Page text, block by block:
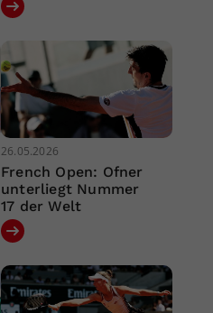
26.05.2026
French Open: Ofner
unterliegt Nummer
17 der Welt